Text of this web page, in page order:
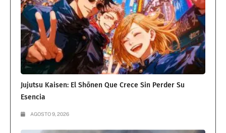
Jujutsu Kaisen: El Shōnen Que Crece Sin Perder Su
Esencia
AGOSTO 9, 2026